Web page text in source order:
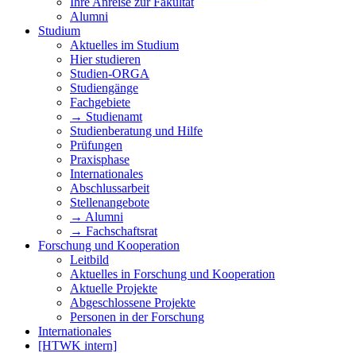
Alumni
Studium
Aktuelles im Studium
Hier studieren
Studien-ORGA
Studiengänge
Fachgebiete
→ Studienamt
Studienberatung und Hilfe
Prüfungen
Praxisphase
Internationales
Abschlussarbeit
Stellenangebote
→ Alumni
→ Fachschaftsrat
Forschung und Kooperation
Leitbild
Aktuelles in Forschung und Kooperation
Aktuelle Projekte
Abgeschlossene Projekte
Personen in der Forschung
Internationales
[HTWK intern]